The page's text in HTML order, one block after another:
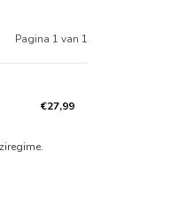
Pagina 1 van 1
€27,99